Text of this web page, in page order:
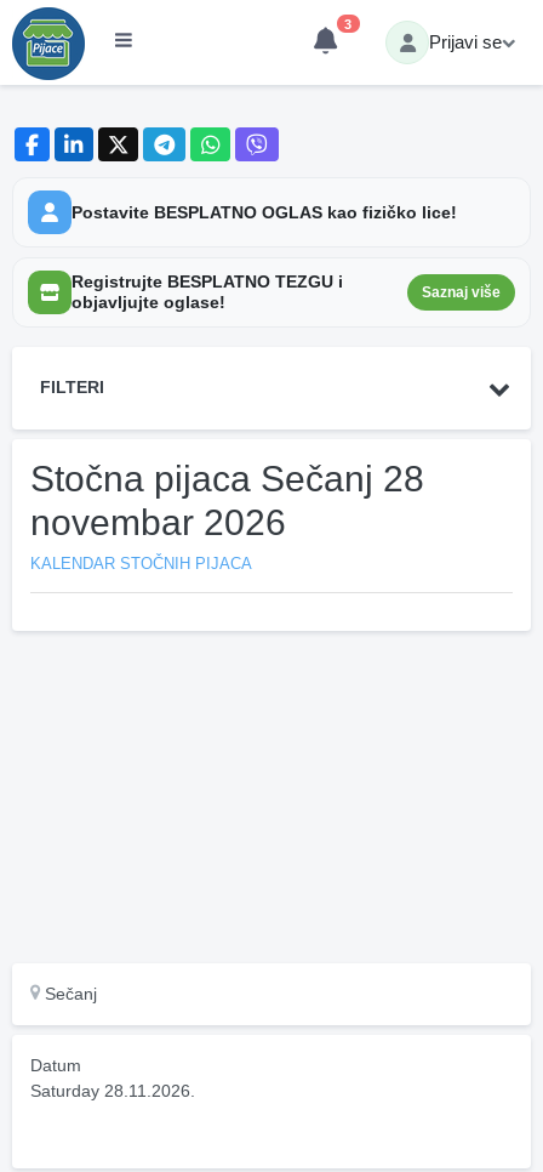
3
Prijavi se
Postavite BESPLATNO OGLAS kao fizičko lice!
Registrujte BESPLATNO TEZGU i
objavljujte oglase!
Saznaj više
FILTERI
Stočna pijaca Sečanj 28
novembar 2026
KALENDAR STOČNIH PIJACA
Sečanj
Datum
Saturday 28.11.2026.